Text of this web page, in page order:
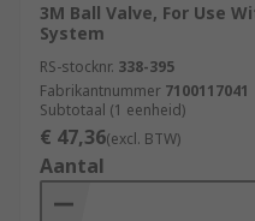
3M Ball Valve, For Use
System
RS-stocknr. 338-395
Fabrikantnummer 7100117041
Subtotaal (1 eenheid)
€ 47,36(excl. BTW)
Aantal